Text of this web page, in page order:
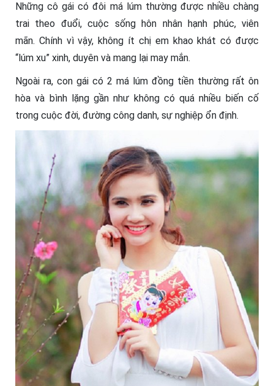
Những cô gái có đôi má lúm thường được nhiều chàng
trai theo đuổi, cuộc sống hôn nhân hạnh phúc, viên
mãn. Chính vì vậy, không ít chị em khao khát có được
“lúm xu” xinh, duyên và mang lại may mắn.
Ngoài ra, con gái có 2 má lúm đồng tiền thường rất ôn
hòa và bình lặng gần như không có quá nhiều biến cố
trong cuộc đời, đường công danh, sự nghiệp ổn định.